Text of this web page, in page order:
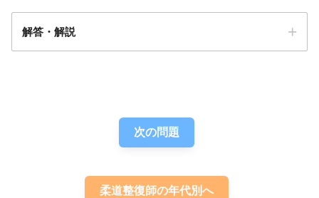
解答・解説
次の問題
柔道整復師の年代別へ